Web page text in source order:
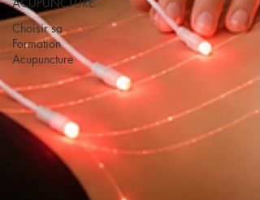
Choisir sa
Formation
Acupuncture